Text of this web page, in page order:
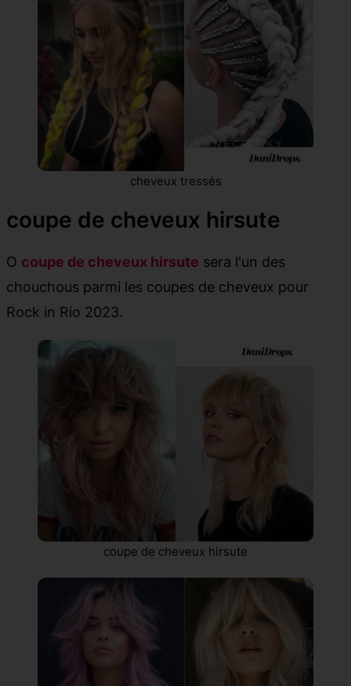
cheveux tressés
coupe de cheveux hirsute
O coupe de cheveux hirsute sera l'un des
chouchous parmi les coupes de cheveux pour
Rock in Rio 2023.
coupe de cheveux hirsute